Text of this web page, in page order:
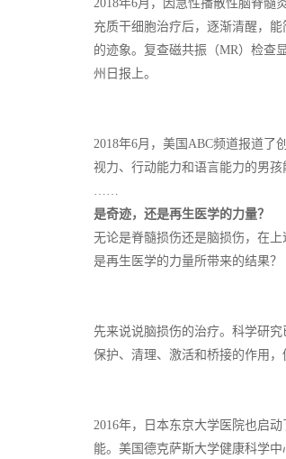
2018年6月，因急性播散性脑脊髓
充质干细胞治疗后，逐渐清醒，
的迹象。复查磁共振（MR）检查
州日报上。
2018年6月，美国ABC频道报道了
视力、行动能力和语言能力的男
……
是奇迹，还是再生医学的力量？
无论是脊髓损伤还是脑损伤，在
是再生医学的力量所带来的结果？
先来说说脑损伤的治疗。科学研
保护、清理、激活和桥接的作用
2016年，日本东京大学医院也启
能。美国德克萨斯大学健康科学